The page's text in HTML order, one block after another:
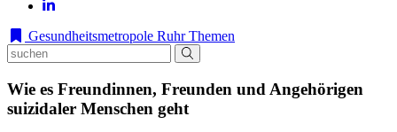
Gesundheitsmetropole Ruhr Themen
Wie es Freundinnen, Freunden und Angehörigen
suizidaler Menschen geht